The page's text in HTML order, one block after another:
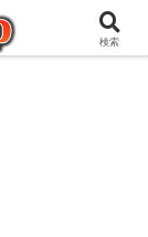
を綴るブログ
検索